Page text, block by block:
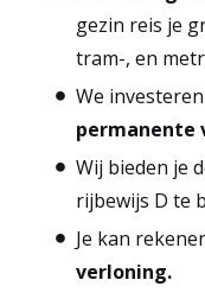
gezin reis je
tram-, en
We
permanente
Wij bieden je
rijbewijs D te
Je kan
verloning.